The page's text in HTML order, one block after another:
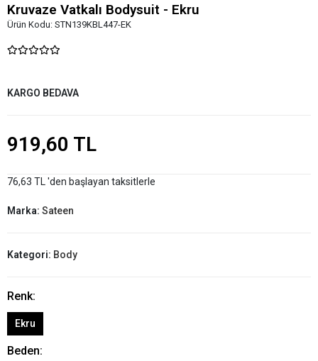
Kruvaze Vatkalı Bodysuit - Ekru
Ürün Kodu: STN139KBL447-EK
KARGO BEDAVA
919,60 TL
76,63 TL 'den başlayan taksitlerle
Marka: Sateen
Kategori: Body
Renk:
Ekru
Beden: